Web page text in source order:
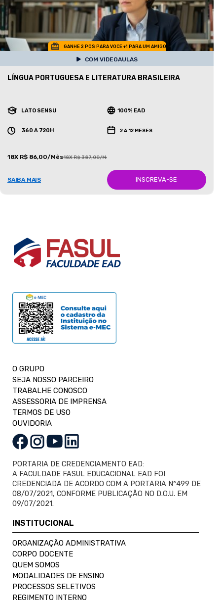
GANHE 2 POS PARA VOCE +1 PARA UM AMIGO
COM VIDEOAULAS
LÍNGUA PORTUGUESA E LITERATURA BRASILEIRA
LATO SENSU 100% EAD
360 A 720H 2 A 12 MESES
18X R$ 86,00/Mês18X R$ 387,00/Mês
SAIBA MAIS INSCREVA-SE
O GRUPO
SEJA NOSSO PARCEIRO
TRABALHE CONOSCO
ASSESSORIA DE IMPRENSA
TERMOS DE USO
OUVIDORIA
PORTARIA DE CREDENCIAMENTO EAD:
A FACULDADE FASUL EDUCACIONAL EAD FOI
CREDENCIADA DE ACORDO COM A PORTARIA Nº499 DE
08/07/2021, CONFORME PUBLICAÇÃO NO D.O.U. EM
09/07/2021.
INSTITUCIONAL
ORGANIZAÇÃO ADMINISTRATIVA
CORPO DOCENTE
QUEM SOMOS
MODALIDADES DE ENSINO
PROCESSOS SELETIVOS
REGIMENTO INTERNO